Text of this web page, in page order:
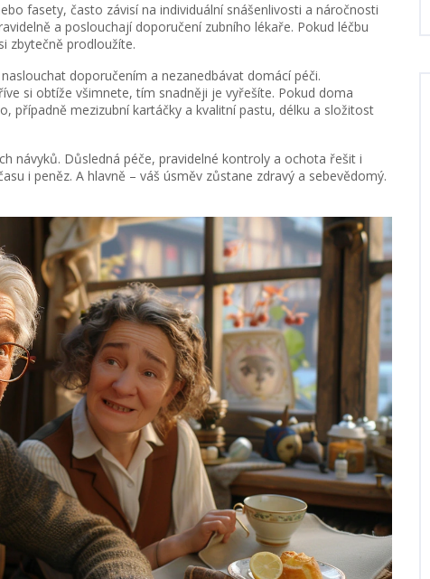
fasety, často závisí na individuální snášenlivosti a náročnosti
a poslouchají doporučení zubního lékaře. Pokud léčbu
zbytečně prodloužíte.
doporučením a nezanedbávat domácí péči.
si obtíže všimnete, tím snadněji je vyřešíte. Pokud doma
případně mezizubní kartáčky a kvalitní pastu, délku a složitost
návyků. Důsledná péče, pravidelné kontroly a ochota řešit i
i peněz. A hlavně – váš úsměv zůstane zdravý a sebevědomý.